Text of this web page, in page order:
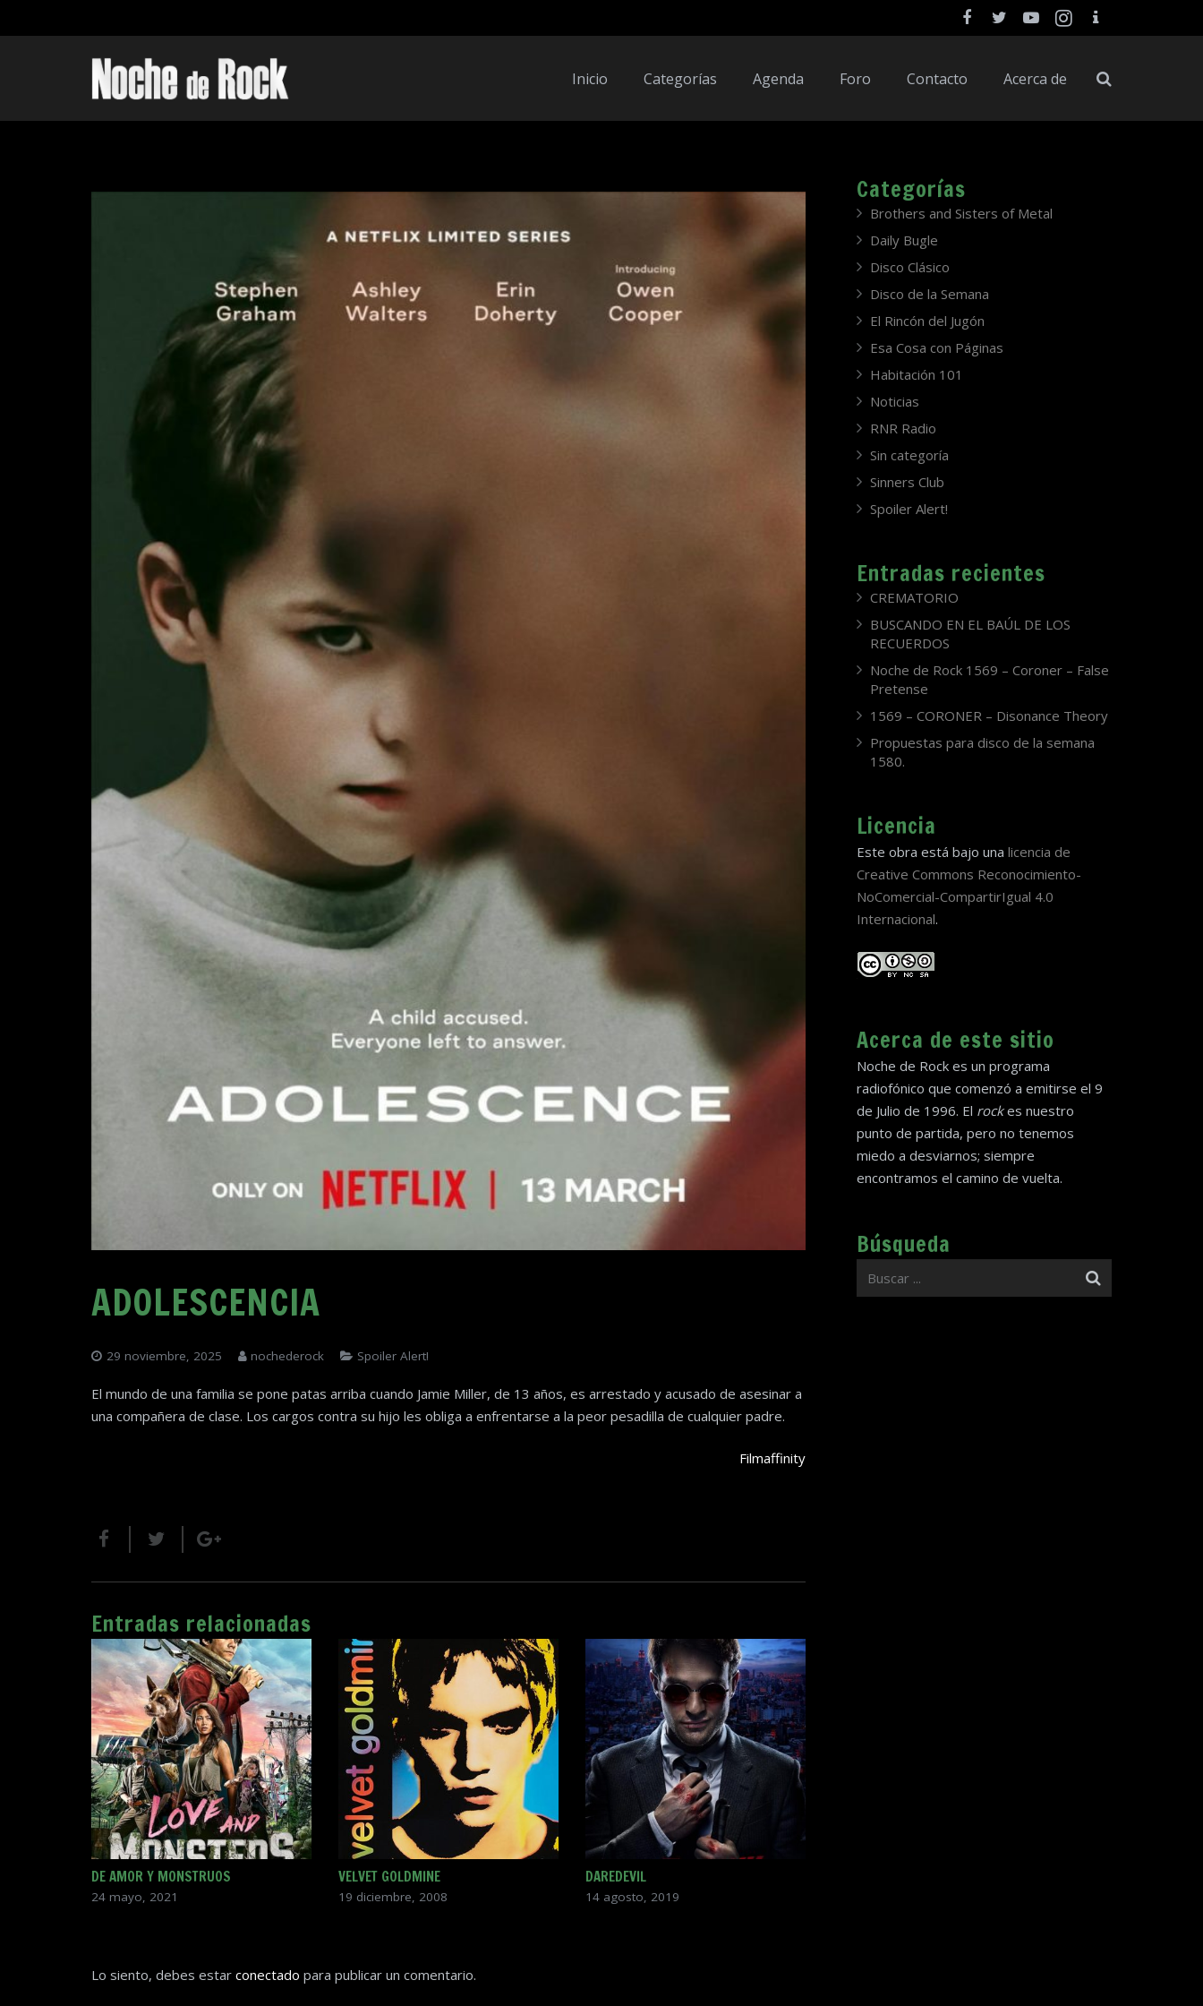
Inicio Categorías Agenda Foro Contacto Acerca de
ADOLESCENCIA
29 noviembre, 2025 nochederock Spoiler Alert!
El mundo de una familia se pone patas arriba cuando Jamie Miller, de 13 años, es arrestado y acusado de asesinar a
una compañera de clase. Los cargos contra su hijo les obliga a enfrentarse a la peor pesadilla de cualquier padre.
Filmaffinity
Entradas relacionadas
DE AMOR Y MONSTRUOS
24 mayo, 2021
VELVET GOLDMINE
19 diciembre, 2008
DAREDEVIL
14 agosto, 2019
Lo siento, debes estar conectado para publicar un comentario.
Categorías
Brothers and Sisters of Metal
Daily Bugle
Disco Clásico
Disco de la Semana
El Rincón del Jugón
Esa Cosa con Páginas
Habitación 101
Noticias
RNR Radio
Sin categoría
Sinners Club
Spoiler Alert!
Entradas recientes
CREMATORIO
BUSCANDO EN EL BAÚL DE LOS
RECUERDOS
Noche de Rock 1569 – Coroner – False
Pretense
1569 – CORONER – Disonance Theory
Propuestas para disco de la semana
1580.
Licencia
Este obra está bajo una licencia de
Creative Commons Reconocimiento-
NoComercial-CompartirIgual 4.0
Internacional.
Acerca de este sitio
Noche de Rock es un programa
radiofónico que comenzó a emitirse el 9
de Julio de 1996. El rockes nuestro
punto de partida, pero no tenemos
miedo a desviarnos; siempre
encontramos el camino de vuelta.
Búsqueda